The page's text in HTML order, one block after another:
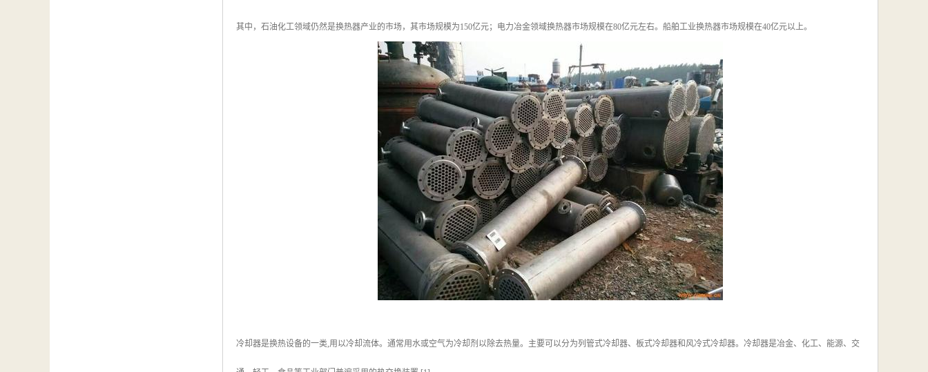
其中，石油化工领域仍然是换热器产业的市场，其市场规模为150亿元；电力冶金领域换热器市场规模在80亿元左右。船舶工业换热器市场规模在40亿元以上。
冷却器是换热设备的一类,用以冷却流体。通常用水或空气为冷却剂以除去热量。主要可以分为列管式冷却器、板式冷却器和风冷式冷却器。冷却器是冶金、化工、能源、交